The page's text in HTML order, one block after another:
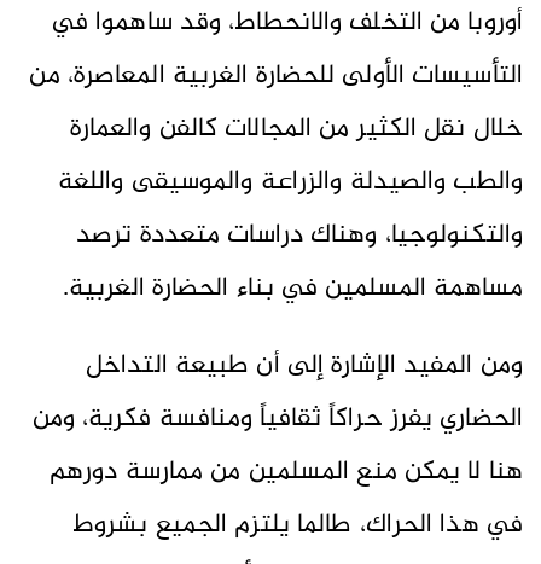
أوروبا من التخلف والانحطاط، وقد ساهموا في
التأسيسات الأولى للحضارة الغربية المعاصرة، من
خلال نقل الكثير من المجالات كالفن والعمارة
والطب والصيدلة والزراعة والموسيقى واللغة
والتكنولوجيا، وهناك دراسات متعددة ترصد
مساهمة المسلمين في بناء الحضارة الغربية.
ومن المفيد الإشارة إلى أن طبيعة التداخل
الحضاري يفرز حراكاً ثقافياً ومنافسة فكرية، ومن
هنا لا يمكن منع المسلمين من ممارسة دورهم
في هذا الحراك، طالما يلتزم الجميع بشروط